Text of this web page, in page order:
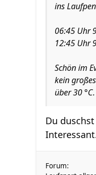
ins
06:45 Uhr
12:45 Uhr
Schön im
kein
über 30 °C.
Du
Forum: